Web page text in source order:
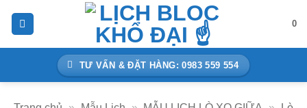
0
TƯ VẤN & ĐẶT HÀNG: 0983 559 554